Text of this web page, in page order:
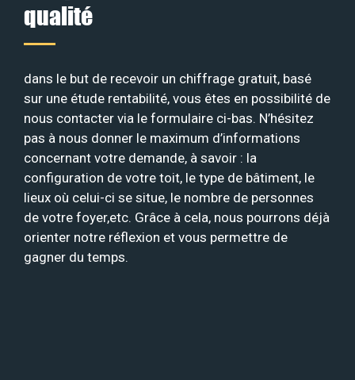
qualité
dans le but de recevoir un chiffrage gratuit, basé
sur une étude rentabilité, vous êtes en possibilité de
nous contacter via le formulaire ci-bas. N’hésitez
pas à nous donner le maximum d’informations
concernant votre demande, à savoir : la
configuration de votre toit, le type de bâtiment, le
lieux où celui-ci se situe, le nombre de personnes
de votre foyer,etc. Grâce à cela, nous pourrons déjà
orienter notre réflexion et vous permettre de
gagner du temps.